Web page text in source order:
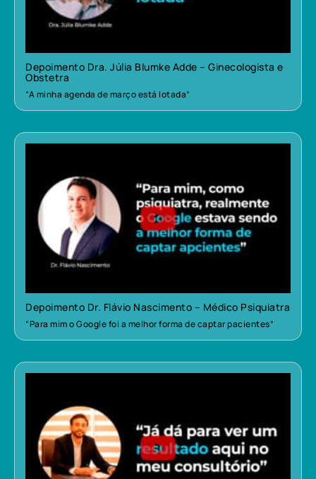
Depoimento Dra. Júlia Blumke Adde – Ginecologista e
Obstetra
“A minha agenda de março está lotada”
Depoimento Dr. Flávio Nascimento – Médico Psiquiatra
“Para mim o Google foi a melhor forma de captar pacientes”